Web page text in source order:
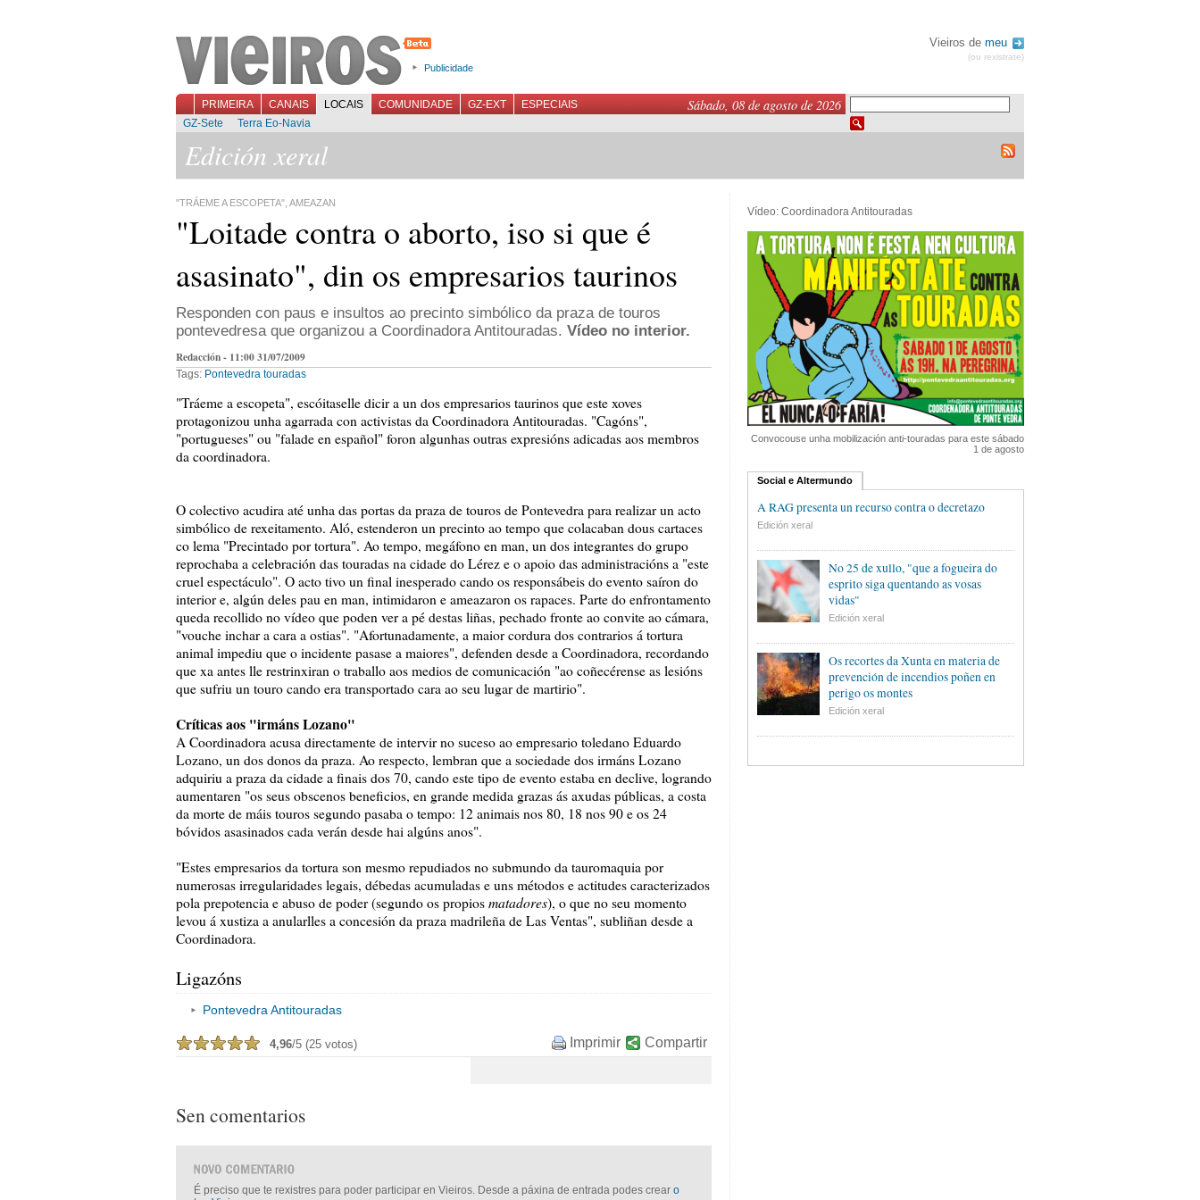
Publicidade
Vieiros de meu
(ou rexistrate)
Sábado, 08 de agosto de 2026
PRIMEIRA CANAIS LOCAIS COMUNIDADE GZ-EXT
ESPECIAIS
GZ-Sete
Terra Eo-Navia
Edición xeral
"TRÁEME A ESCOPETA", AMEAZAN
"Loitade contra o aborto, iso si que é
asasinato", din os empresarios taurinos
Responden con paus e insultos ao precinto simbólico da praza de touros
pontevedresa que organizou a Coordinadora Antitouradas. Vídeo no interior.
Redacción - 11:00 31/07/2009
Tags: Pontevedra touradas
"Tráeme a escopeta", escóitaselle dicir a un dos empresarios taurinos que este xoves
protagonizou unha agarrada con activistas da Coordinadora Antitouradas. "Cagóns",
"portugueses" ou "falade en español" foron algunhas outras expresións adicadas aos membros
da coordinadora.
O colectivo acudira até unha das portas da praza de touros de Pontevedra para realizar un acto
simbólico de rexeitamento. Aló, estenderon un precinto ao tempo que colacaban dous cartaces
co lema "Precintado por tortura". Ao tempo, megáfono en man, un dos integrantes do grupo
reprochaba a celebración das touradas na cidade do Lérez e o apoio das administracións a "este
cruel espectáculo". O acto tivo un final inesperado cando os responsábeis do evento saíron do
interior e, algún deles pau en man, intimidaron e ameazaron os rapaces. Parte do enfrontamento
queda recollido no vídeo que poden ver a pé destas liñas, pechado fronte ao convite ao cámara,
"vouche inchar a cara a ostias". "Afortunadamente, a maior cordura dos contrarios á tortura
animal impediu que o incidente pasase a maiores", defenden desde a Coordinadora, recordando
que xa antes lle restrinxiran o traballo aos medios de comunicación "ao coñecérense as lesións
que sufriu un touro cando era transportado cara ao seu lugar de martirio".
Críticas aos "irmáns Lozano"
A Coordinadora acusa directamente de intervir no suceso ao empresario toledano Eduardo
Lozano, un dos donos da praza. Ao respecto, lembran que a sociedade dos irmáns Lozano
adquiriu a praza da cidade a finais dos 70, cando este tipo de evento estaba en declive, logrando
aumentaren "os seus obscenos beneficios, en grande medida grazas ás axudas públicas, a costa
da morte de máis touros segundo pasaba o tempo: 12 animais nos 80, 18 nos 90 e os 24
bóvidos asasinados cada verán desde hai algúns anos".
"Estes empresarios da tortura son mesmo repudiados no submundo da tauromaquia por
numerosas irregularidades legais, débedas acumuladas e uns métodos e actitudes caracterizados
pola prepotencia e abuso de poder (segundo os propios matadores), o que no seu momento
levou á xustiza a anularlles a concesión da praza madrileña de Las Ventas", subliñan desde a
Coordinadora.
Ligazóns
Pontevedra Antitouradas
4,96/5 (25 votos) Compartir
Imprimir
Sen comentarios
É preciso que te rexistres para poder participar en Vieiros. Desde a páxina de entrada podes crear o
Vídeo: Coordinadora Antitouradas
Convocouse unha mobilización anti-touradas para este sábado
1 de agosto
Social e Altermundo
A RAG presenta un recurso contra o decretazo
Edición xeral
No 25 de xullo, "que a fogueira do
esprito siga quentando as vosas
vidas"
Edición xeral
Os recortes da Xunta en materia de
prevención de incendios poñen en
perigo os montes
Edición xeral